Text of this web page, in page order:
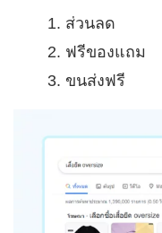
ส่วนลด
ฟรีของแถม
ขนส่งฟรี